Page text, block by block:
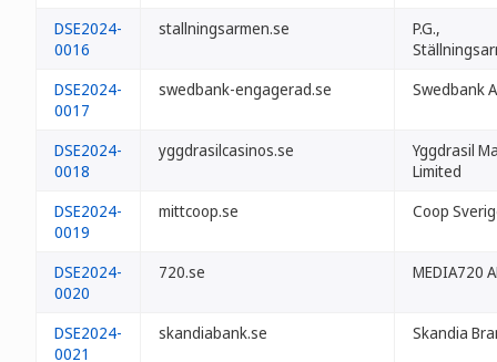
DSE2024-
0016
stallningsarmen.se
P.G.,
DSE2024-
0017
swedbank-engagerad.se Swedbank
DSE2024-
0018
yggdrasilcasinos.se
Yggdrasil
Limited
DSE2024-
0019
mittcoop.se Coop
DSE2024-
0020
720.se MEDIA720
DSE2024-
0021
skandiabank.se Skandia